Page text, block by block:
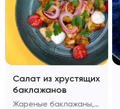
Салат из хрустящих
баклажанов
Жареные баклажаны, крахмал, помидоры Черри, красный лук, соус Свит-чили, зелень